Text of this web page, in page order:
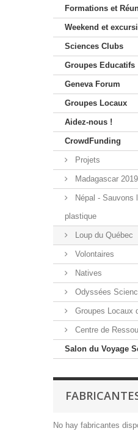
Formations et
Weekend et
Sciences Clubs
Groupes Educatifs
Geneva Forum
Groupes Locaux
Aidez-nous !
CrowdFunding
Projets
Madagascar 2019
Népal - Sauvons
plastique
Loup du Québec
Volontaires
Natives
Odyssées
Groupes Locaux
Centre de
Salon du Voyage
No hay fabricantes